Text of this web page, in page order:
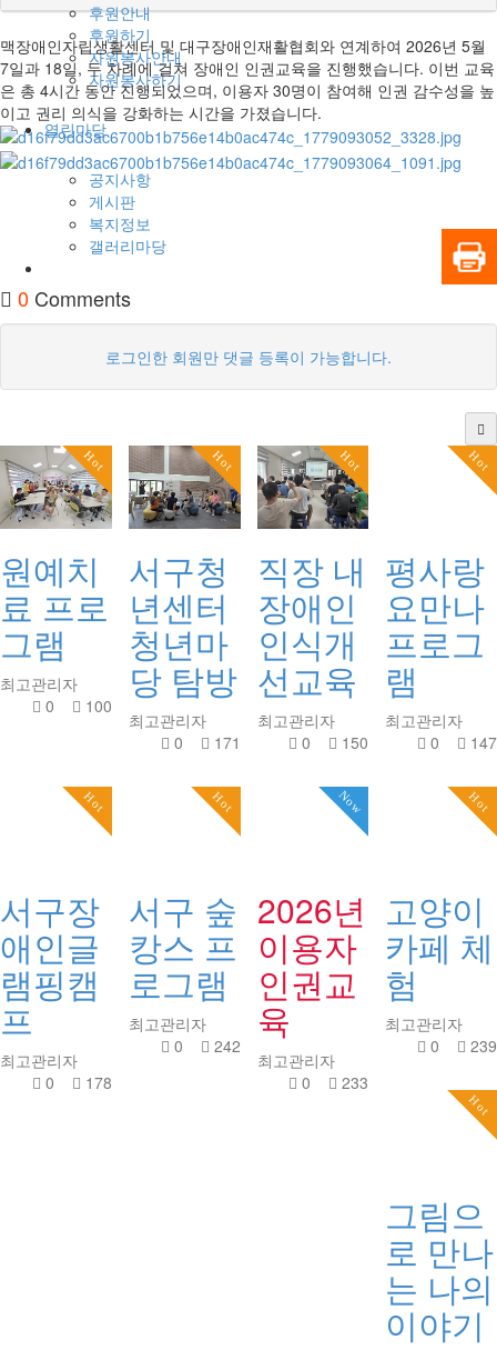
후원안내
후원하기
자원봉사안내
자원봉사하기
열린마당
공지사항
게시판
복지정보
갤러리마당
맥장애인자립생활센터 및 대구장애인재활협회와 연계하여 2026년 5월
7일과 18일, 두 차례에 걸쳐 장애인 인권교육을 진행했습니다. 이번 교육
은 총 4시간 동안 진행되었으며, 이용자 30명이 참여해 인권 감수성을 높
이고 권리 의식을 강화하는 시간을 가졌습니다.
0 Comments
로그인한 회원만 댓글 등록이 가능합니다.
Hot
원예치
료 프로
그램
최고관리자
0
100
Hot
서구청
년센터
청년마
당 탐방
최고관리자
0
171
Hot
직장 내
장애인
인식개
선교육
최고관리자
0
150
Hot
평사랑
요만나
프로그
램
최고관리자
0
147
Hot
서구장
애인글
램핑캠
프
최고관리자
0
178
Hot
서구 숲
캉스 프
로그램
최고관리자
0
242
Now
2026년
이용자
인권교
육
최고관리자
0
233
Hot
고양이
카페 체
험
최고관리자
0
239
Hot
그림으
로 만나
는 나의
이야기